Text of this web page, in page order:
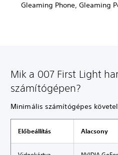
Gleaming Phone, Gleaming
Mik a 007 First Light
számítógépen?
Minimális számítógépes
Előbeállítás Alacsony